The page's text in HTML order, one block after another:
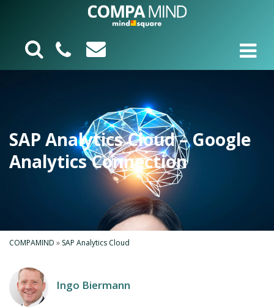
SAP Analytics Cloud – Google
Analytics Connection
COMPAMIND » SAP Analytics Cloud
Ingo Biermann